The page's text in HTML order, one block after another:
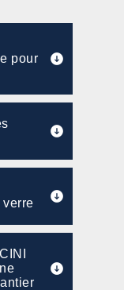
pour